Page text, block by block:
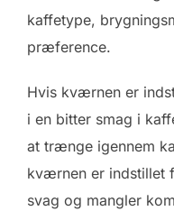
kaffetype,
præference.
Hvis kværnen er
i en bitter smag i
at trænge igennem
kværnen er indstillet
svag og mangler